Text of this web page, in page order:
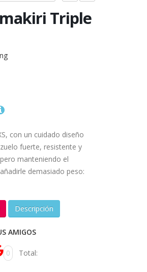
Triple
con un cuidado diseño
fuerte, resistente y
manteniendo el
demasiado peso:
Descripción
AMIGOS
0 Total: